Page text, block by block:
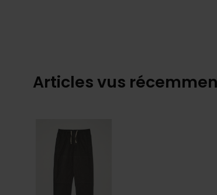
Articles vus